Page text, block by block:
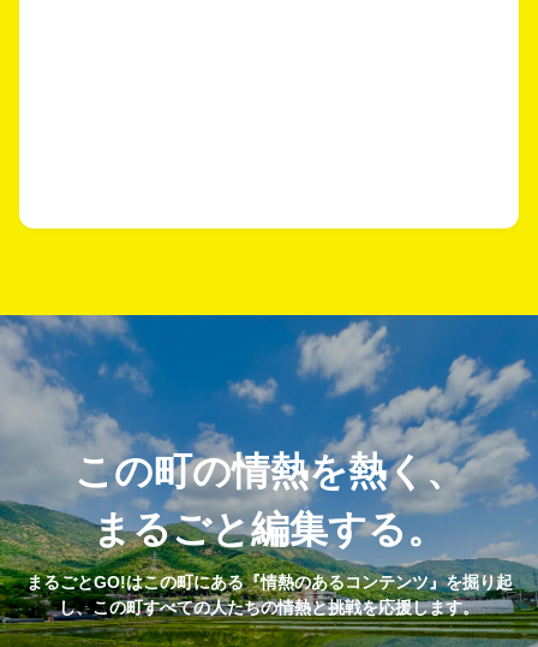
この町の情熱を熱く、
まるごと編集する。
まるごとGO!はこの町にある『情熱のあるコンテンツ』を掘り起
し、この町すべての人たちの情熱と挑戦を応援します。